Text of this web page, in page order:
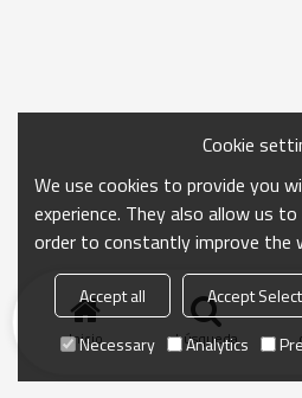
Inicio búsqueda
Cookie
We use cookies to provide you
experience. They also allow us
order to constantly improve the
Accept all Accept
Necessary
Analytics